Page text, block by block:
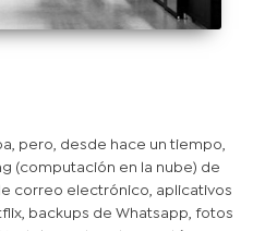
pero, desde hace un tiempo,
(computación en la nube) de
correo electrónico, aplicativos
backups de Whatsapp, fotos